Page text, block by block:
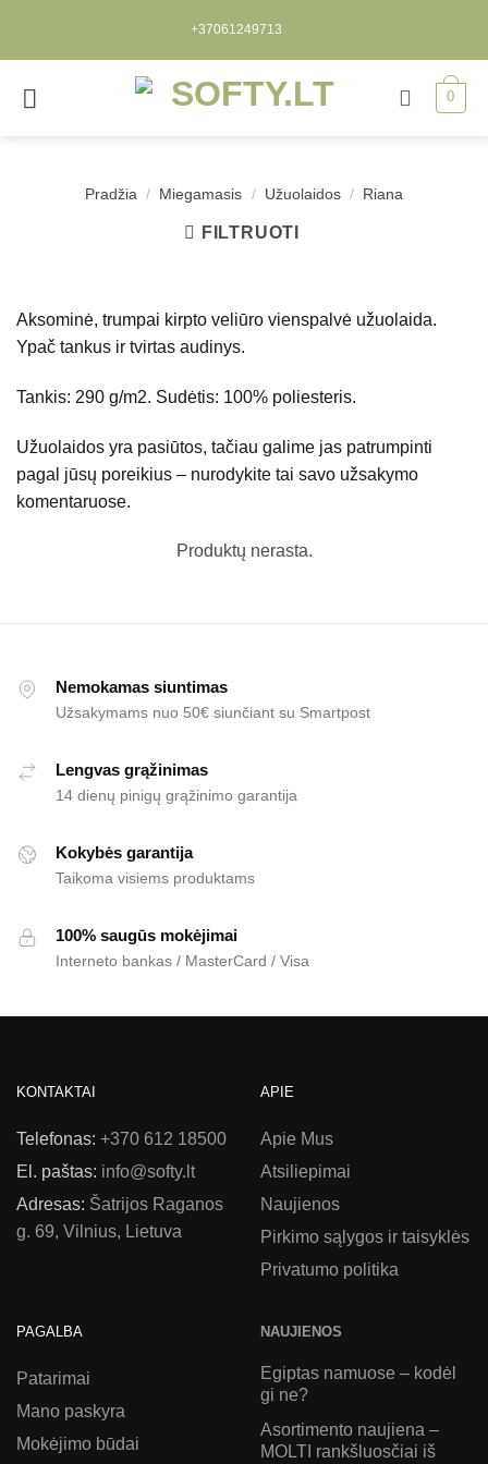
+37061249713
0
Pradžia / Miegamasis / Užuolaidos / Riana
FILTRUOTI
Aksominė, trumpai kirpto veliūro vienspalvė užuolaida.
Ypač tankus ir tvirtas audinys.
Tankis: 290 g/m2. Sudėtis: 100% poliesteris.
Užuolaidos yra pasiūtos, tačiau galime jas patrumpinti
pagal jūsų poreikius – nurodykite tai savo užsakymo
komentaruose.
Produktų nerasta.
Nemokamas siuntimas
Užsakymams nuo 50€ siunčiant su Smartpost
Lengvas grąžinimas
14 dienų pinigų grąžinimo garantija
Kokybės garantija
Taikoma visiems produktams
100% saugūs mokėjimai
Interneto bankas / MasterCard / Visa
KONTAKTAI
Telefonas: +370 612 18500
El. paštas: info@softy.lt
Adresas: Šatrijos Raganos
g. 69, Vilnius, Lietuva
APIE
Apie Mus
Atsiliepimai
Naujienos
Pirkimo sąlygos ir taisyklės
Privatumo politika
PAGALBA
Patarimai
Mano paskyra
Mokėjimo būdai
NAUJIENOS
Egiptas namuose – kodėl
gi ne?
Asortimento naujiena –
MOLTI rankšluosčiai iš